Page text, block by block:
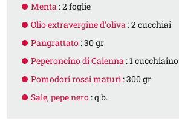
Menta : 2 foglie
Olio extravergine d'oliva : 2 cucchiai
Pangrattato : 30 gr
Peperoncino di Caienna : 1 cucchiaino
Pomodori rossi maturi : 300 gr
Sale, pepe nero : q.b.